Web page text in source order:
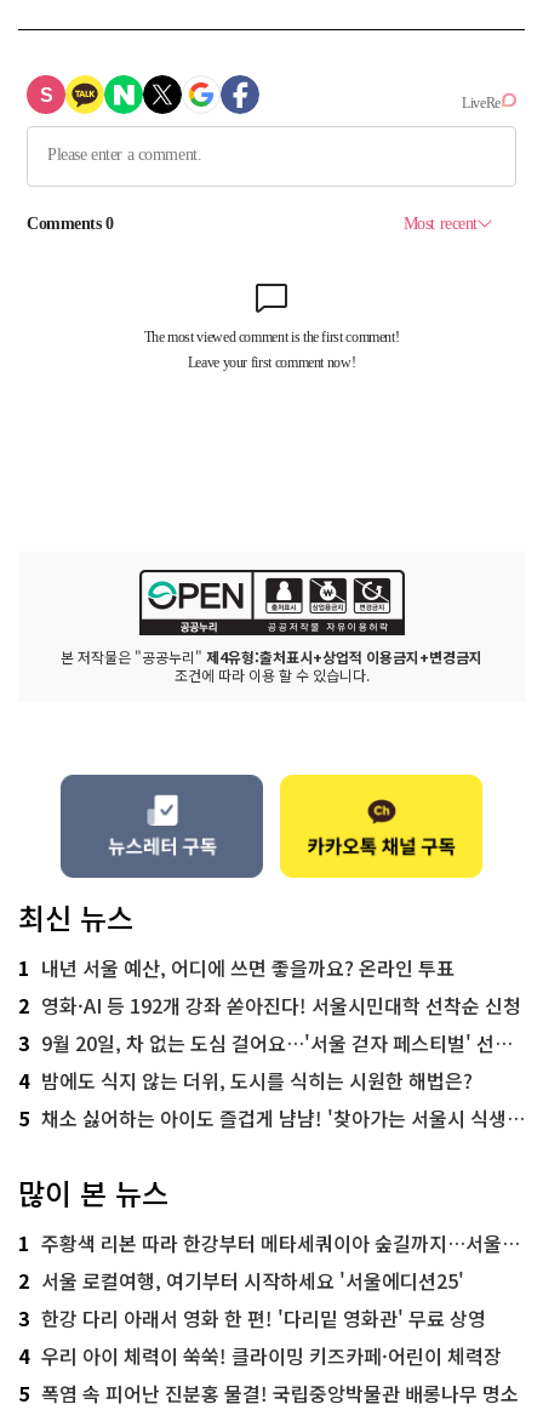
본 저작물은 "공공누리" 제4유형:출처표시+상업적 이용금지+변경금지
조건에 따라 이용 할 수 있습니다.
최신 뉴스
1 내년 서울 예산, 어디에 쓰면 좋을까요? 온라인 투표
2 영화·AI 등 192개 강좌 쏟아진다! 서울시민대학 선착순 신청
3 9월 20일, 차 없는 도심 걸어요…'서울 걷자 페스티벌' 선착순 5천명
4 밤에도 식지 않는 더위, 도시를 식히는 시원한 해법은?
5 채소 싫어하는 아이도 즐겁게 냠냠! '찾아가는 서울시 식생활 교육' 현장
많이 본 뉴스
1 주황색 리본 따라 한강부터 메타세쿼이아 숲길까지…서울둘레길 15코스
2 서울 로컬여행, 여기부터 시작하세요 '서울에디션25'
3 한강 다리 아래서 영화 한 편! '다리밑 영화관' 무료 상영
4 우리 아이 체력이 쑥쑥! 클라이밍 키즈카페·어린이 체력장
5 폭염 속 피어난 진분홍 물결! 국립중앙박물관 배롱나무 명소